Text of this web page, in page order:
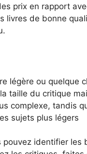
prix en rapport
livres de bonne
légère ou quelque
taille du critique
complexe, tandis
sujets plus légers
pouvez identifier